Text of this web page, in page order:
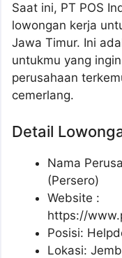
Saat ini, PT POS
lowongan kerja
Jawa Timur. Ini
untukmu yang
perusahaan
cemerlang.
Detail
Nama
(Persero)
Website :
https://
Posisi:
Lokasi: